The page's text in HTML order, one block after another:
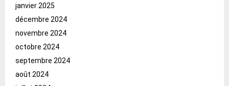
janvier 2025
décembre 2024
novembre 2024
octobre 2024
septembre 2024
août 2024